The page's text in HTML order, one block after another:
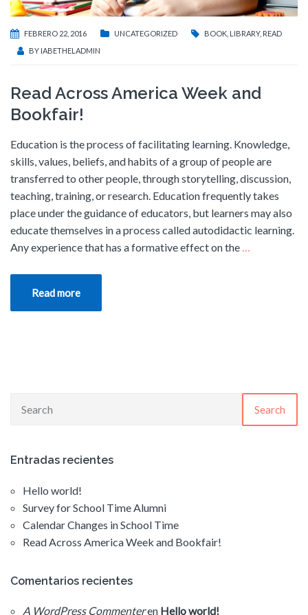
FEBRERO 22, 2016 UNCATEGORIZED BOOK LIBRARY, READ
BY IABETHELADMIN
Read Across America Week and
Bookfair!
Education is the process of facilitating learning. Knowledge,
skills, values, beliefs, and habits of a group of people are
transferred to other people, through storytelling, discussion,
teaching, training, or research. Education frequently takes
place under the guidance of educators, but learners may also
educate themselves in a process called autodidactic learning.
Any experience that has a formative effect on the …
Read more
Search
Entradas recientes
Hello world!
Survey for School Time Alumni
Calendar Changes in School Time
Read Across America Week and Bookfair!
Comentarios recientes
A WordPress Commenteren Hello world!